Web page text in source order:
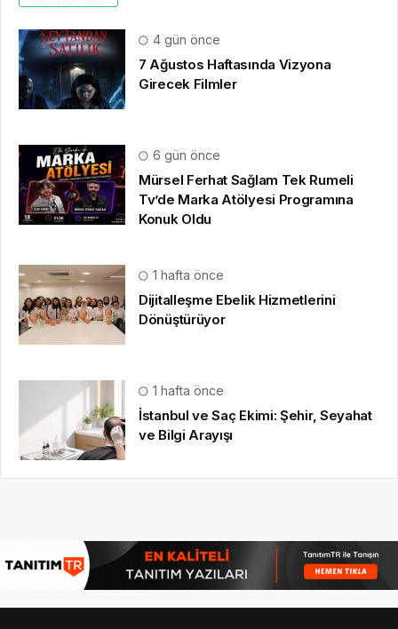
4 gün önce
7 Ağustos Haftasında Vizyona
Girecek Filmler
6 gün önce
Mürsel Ferhat Sağlam Tek Rumeli
Tv’de Marka Atölyesi Programına
Konuk Oldu
1 hafta önce
Dijitalleşme Ebelik Hizmetlerini
Dönüştürüyor
1 hafta önce
İstanbul ve Saç Ekimi: Şehir, Seyahat
ve Bilgi Arayışı